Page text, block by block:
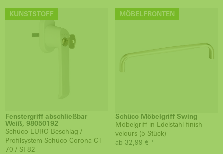
KUNSTSTOFF
Fenstergriff abschließbar
Weiß, 98050192
Schüco EURO-Beschlag /
Profilsystem Schüco Corona CT
70 / SI 82
MÖBELFRONTEN
Schüco Möbelgriff Swing
Möbelgriff in Edelstahl finish
velours (5 Stück)
ab 32,99 € *